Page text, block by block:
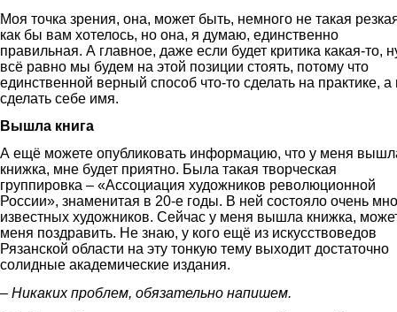
Моя точка зрения, она, может быть, немного не такая
как бы вам хотелось, но она, я думаю, единственно
правильная. А главное, даже если будет критика какая-то,
всё равно мы будем на этой позиции стоять, потому что
единственной верный способ что-то сделать на практике, а
сделать себе имя.
Вышла книга
А ещё можете опубликовать информацию, что у меня
книжка, мне будет приятно. Была такая творческая
группировка – «Ассоциация художников революционной
России», знаменитая в 20-е годы. В ней состояло очень
известных художников. Сейчас у меня вышла книжка,
меня поздравить. Не знаю, у кого ещё из искусствоведов
Рязанской области на эту тонкую тему выходит достаточно
солидные академические издания.
– Никаких проблем, обязательно напишем.